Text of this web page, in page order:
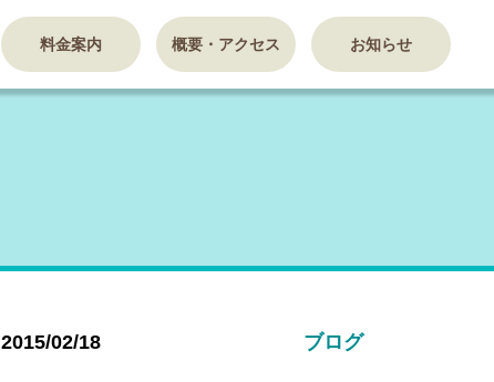
料金案内 概要・アクセス お知らせ
2015/02/18 ブログ